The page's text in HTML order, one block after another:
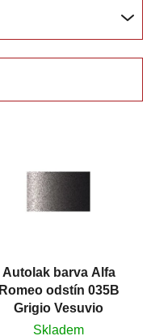
Autolak barva Alfa
Romeo odstín 035B
Grigio Vesuvio
metalíza
Skladem